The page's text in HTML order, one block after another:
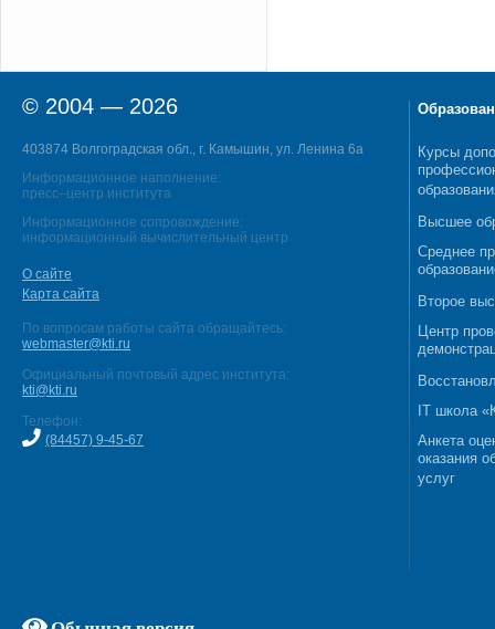
© 2004 — 2026
403874 Волгоградская обл., г. Камышин, ул. Ленина 6а
Информационное наполнение:
пресс–центр института
Информационное сопровождение:
информационный вычислительный центр
О сайте
Карта сайта
По вопросам работы сайта обращайтесь:
webmaster@kti.ru
Официальный почтовый адрес института:
kti@kti.ru
Телефон:
(84457) 9-45-67
Курсы
Высшее
Среднее
Второе
Центр
IT школа
Анкета
оказания
услуг